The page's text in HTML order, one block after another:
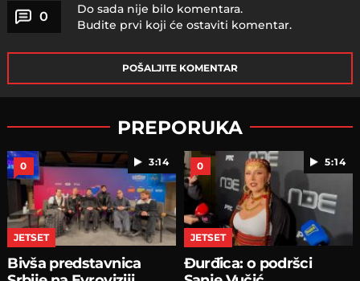
0
Do sada nije bilo komentara.
Budite prvi koji će ostaviti komentar.
POŠALJITE KOMENTAR
PREPORUKA
3:14
0
JETSET
Bivša predstavnica
5:14
0
JETSET
Đurđica: o podršci